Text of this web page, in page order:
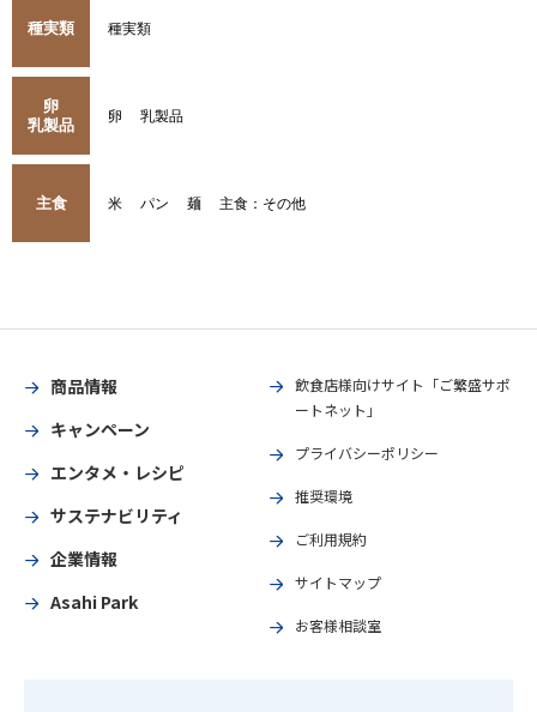
種実類 種実類
卵
乳製品
卵 乳製品
主食 米 パン 麺 主食：その他
商品情報
キャンペーン
エンタメ・レシピ
サステナビリティ
企業情報
Asahi Park
飲食店様向けサイト「ご繁盛サポ
ートネット」
プライバシーポリシー
推奨環境
ご利用規約
サイトマップ
お客様相談室